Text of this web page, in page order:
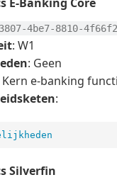
4be7-8810-
: W1
: Geen
Kern e-banking
:
Silverfin